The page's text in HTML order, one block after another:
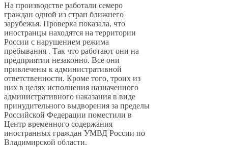
На производстве работали семеро
граждан одной из стран ближнего
зарубежья. Проверка показала, что
иностранцы находятся на территории
России с нарушением режима
пребывания . Так что работают они на
предприятии незаконно. Все они
привлечены к административной
ответственности. Кроме того, троих из
них в целях исполнения назначенного
административного наказания в виде
принудительного выдворения за пределы
Российской Федерации поместили в
Центр временного содержания
иностранных граждан УМВД России по
Владимирской области.